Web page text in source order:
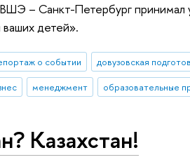
– Санкт-Петербург принимал
детей».
о событии довузовская
менеджмент образовательные
Казахстан!